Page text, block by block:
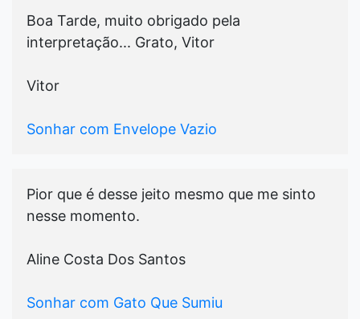
Boa Tarde, muito obrigado pela
interpretação... Grato, Vitor
Vitor
Sonhar com Envelope Vazio
Pior que é desse jeito mesmo que me sinto
nesse momento.
Aline Costa Dos Santos
Sonhar com Gato Que Sumiu